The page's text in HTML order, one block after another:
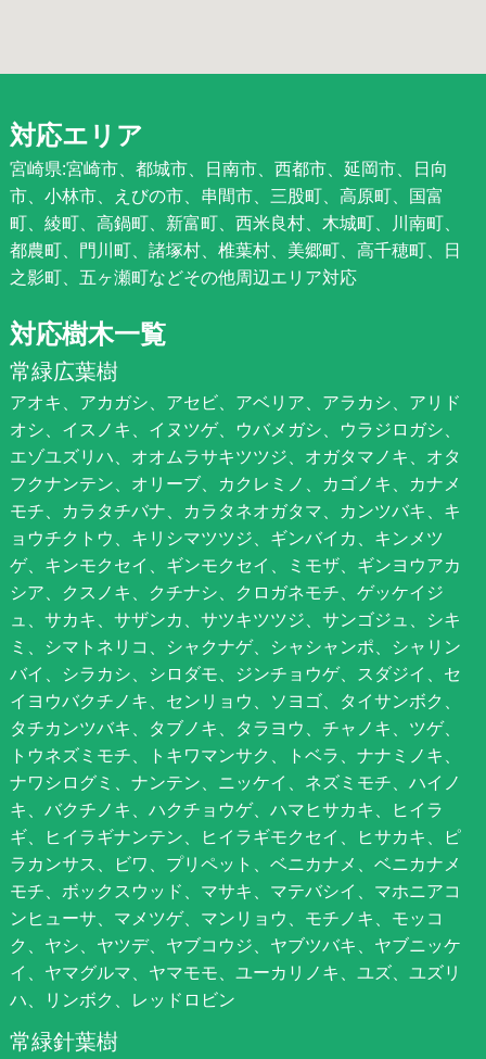
対応エリア
宮崎県:宮崎市、都城市、日南市、西都市、延岡市、日向
市、小林市、えびの市、串間市、三股町、高原町、国富
町、綾町、高鍋町、新富町、西米良村、木城町、川南町、
都農町、門川町、諸塚村、椎葉村、美郷町、高千穂町、日
之影町、五ヶ瀬町などその他周辺エリア対応
対応樹木一覧
常緑広葉樹
アオキ、アカガシ、アセビ、アベリア、アラカシ、アリド
オシ、イスノキ、イヌツゲ、ウバメガシ、ウラジロガシ、
エゾユズリハ、オオムラサキツツジ、オガタマノキ、オタ
フクナンテン、オリーブ、カクレミノ、カゴノキ、カナメ
モチ、カラタチバナ、カラタネオガタマ、カンツバキ、キ
ョウチクトウ、キリシマツツジ、ギンバイカ、キンメツ
ゲ、キンモクセイ、ギンモクセイ、ミモザ、ギンヨウアカ
シア、クスノキ、クチナシ、クロガネモチ、ゲッケイジ
ュ、サカキ、サザンカ、サツキツツジ、サンゴジュ、シキ
ミ、シマトネリコ、シャクナゲ、シャシャンポ、シャリン
バイ、シラカシ、シロダモ、ジンチョウゲ、スダジイ、セ
イヨウバクチノキ、センリョウ、ソヨゴ、タイサンボク、
タチカンツバキ、タブノキ、タラヨウ、チャノキ、ツゲ、
トウネズミモチ、トキワマンサク、トベラ、ナナミノキ、
ナワシログミ、ナンテン、ニッケイ、ネズミモチ、ハイノ
キ、バクチノキ、ハクチョウゲ、ハマヒサカキ、ヒイラ
ギ、ヒイラギナンテン、ヒイラギモクセイ、ヒサカキ、ピ
ラカンサス、ビワ、プリペット、ベニカナメ、ベニカナメ
モチ、ボックスウッド、マサキ、マテバシイ、マホニアコ
ンヒューサ、マメツゲ、マンリョウ、モチノキ、モッコ
ク、ヤシ、ヤツデ、ヤブコウジ、ヤブツバキ、ヤブニッケ
イ、ヤマグルマ、ヤマモモ、ユーカリノキ、ユズ、ユズリ
ハ、リンボク、レッドロビン
常緑針葉樹